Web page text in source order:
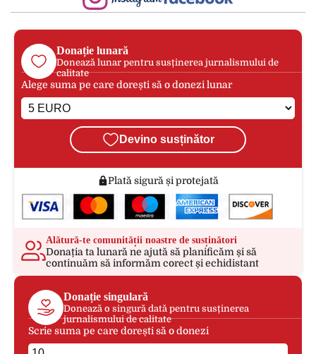
Donație lunară
Donează lunar pentru susținerea jurnalismului de
calitate
Alege suma pe care dorești să o donezi lunar
Devino susținător
Plată sigură și protejată
Alătură-te comunității noastre de susținători
Donația ta lunară ne ajută să planificăm și să
continuăm să informăm corect și echidistant
Donație singulară
Donează o singură dată pentru susținerea
jurnalismului de calitate
Scrie suma pe care dorești să o donezi